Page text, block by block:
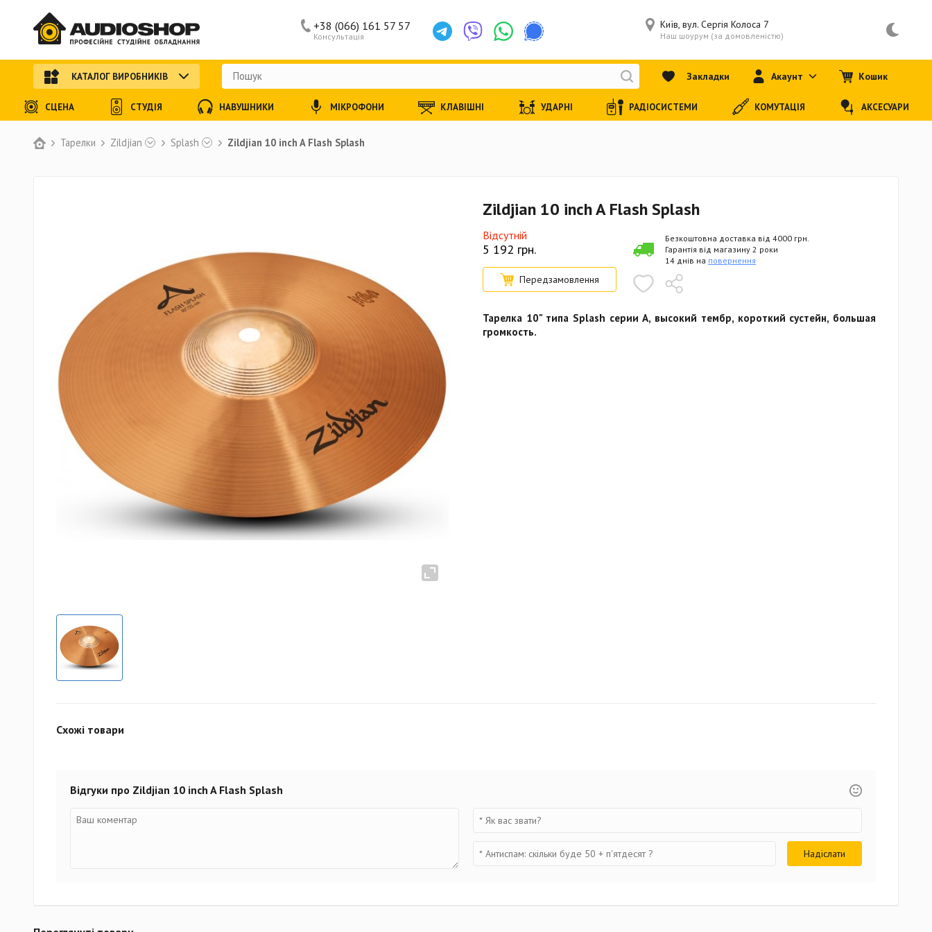
Тарелки Zildjian Splash Zildjian 10 inch A Flash Splash
Zildjian 10 inch A Flash Splash
Відсутній
5 192 грн.
Передзамовлення
Безкоштовна доставка від 4000 грн.
Гарантія від магазину 2 роки
14 днів на повернення
Тарелка 10" типа Splash серии A, высокий тембр, короткий сустейн, большая
громкость.
Схожі товари
Відгуки про Zildjian 10 inch A Flash Splash
Консультація
+38 (066) 161 57 57 Київ, вул. Сергія Колоса 7
Наш шоурум (за домовленістю)
КАТАЛОГ ВИРОБНИКІВ Закладки Акаунт Кошик
СЦЕНА СТУДІЯ НАВУШНИКИ МІКРОФОНИ КЛАВІШНІ УДАРНІ РАДІОСИСТЕМИ КОМУТАЦІЯ АКСЕСУАРИ